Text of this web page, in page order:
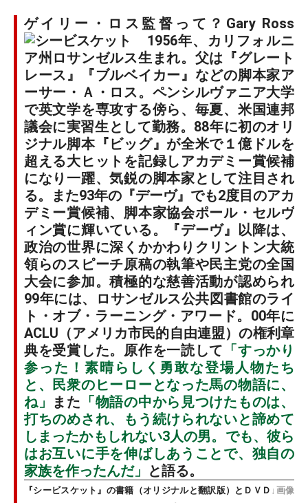
ゲイリー・ロス監督って？Gary Ross
1956年、カリフォルニ
ア州ロサンゼルス生まれ。父は『グレート
レース』『ブルベイカー』などの脚本家ア
ーサー・Ａ・ロス。ペンシルヴァニア大学
で英文学を専攻する傍ら、毎夏、米国連邦
議会に実習生として勤務。88年に初のオリ
ジナル脚本『ビッグ』が全米で１億ドルを
超える大ヒットを記録しアカデミー賞候補
になり一躍、気鋭の脚本家として注目され
る。また93年の『デーヴ』でも2度目のアカ
デミー賞候補、脚本家協会ポール・セルヴ
ィン賞に輝いている。『デーヴ』以降は、
政治の世界に深くかかわりクリントン大統
領らのスピーチ原稿の執筆や民主党の全国
大会に参加。積極的な慈善活動が認められ
99年には、ロサンゼルス公共図書館のライ
ト・オブ・ラーニング・アワード。00年に
ACLU（アメリカ市民的自由連盟）の権利章
典を受賞した。原作を一読して 「すっかり
参った！素晴らしく勇敢な登場人物たち
と、民衆のヒーローとなった馬の物語に、
ね」 また 「物語の中から見つけたものは、
打ちのめされ、もう続けられないと諦めて
しまったかもしれない3人の男。でも、彼ら
はお互いに手を伸ばしあうことで、独自の
家族を作ったんだ」 と語る。
『シービスケット』の書籍（オリジナルと翻訳版）とＤＶＤ ↓画像